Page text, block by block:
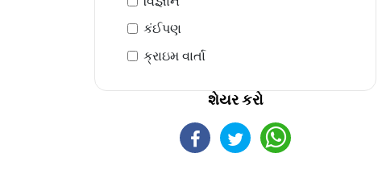
કંઈપણ
ક્રાઇમ વાર્તા
શેયર કરો